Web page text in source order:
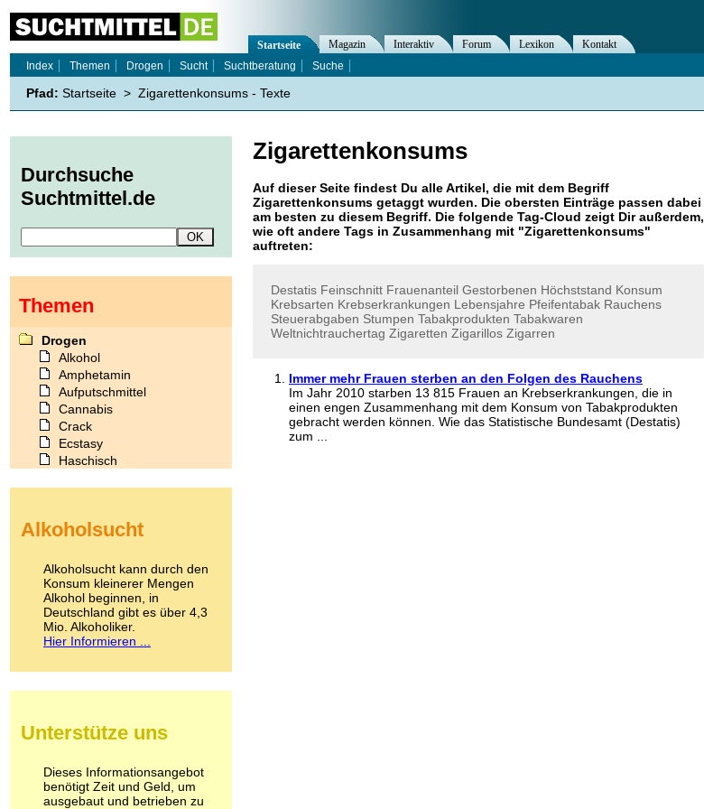
Zigarettenkonsums
Auf dieser Seite findest Du alle Artikel, die mit dem Begriff
Zigarettenkonsums getaggt wurden. Die obersten Einträge passen dabei
am besten zu diesem Begriff. Die folgende Tag-Cloud zeigt Dir außerdem,
wie oft andere Tags in Zusammenhang mit "Zigarettenkonsums"
auftreten:
Destatis Feinschnitt Frauenanteil Gestorbenen Höchststand Konsum
Krebsarten Krebserkrankungen Lebensjahre Pfeifentabak Rauchens
Steuerabgaben Stumpen Tabakprodukten Tabakwaren
Weltnichtrauchertag Zigaretten Zigarillos Zigarren
Immer mehr Frauen sterben an den Folgen des Rauchens
Im Jahr 2010 starben 13 815 Frauen an Krebserkrankungen, die in
einen engen Zusammenhang mit dem Konsum von Tabakprodukten
gebracht werden können. Wie das Statistische Bundesamt (Destatis)
zum ...
Startseite Magazin Interaktiv Forum Lexikon
Kontakt
Index
Themen Drogen Sucht Suchtberatung Suche
Pfad: Startseite > Zigarettenkonsums - Texte
Durchsuche
Suchtmittel.de
Themen
Drogen
Alkohol
Amphetamin
Aufputschmittel
Cannabis
Crack
Ecstasy
Haschisch
Kokain
LSD
Marihuana
Medikamente
Meskalin
Metamphetamin
Methadon
Pilze
Psychopharmaka
Schlafmittel
Schmerzmittel
Alkoholsucht
Alkoholsucht kann durch den
Konsum kleinerer Mengen
Alkohol beginnen, in
Deutschland gibt es über 4,3
Mio. Alkoholiker.
Hier Informieren ...
Unterstütze uns
Dieses Informationsangebot
benötigt Zeit und Geld, um
ausgebaut und betrieben zu